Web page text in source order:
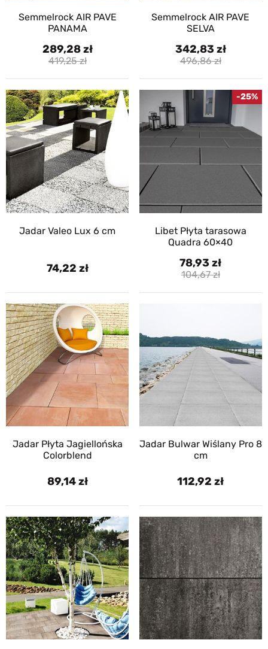
Semmelrock AIR PAVE
PANAMA
289,28
419,25
Semmelrock AIR PAVE
SELVA
342,83
496,86
Jadar Valeo Lux 6 cm
74,22
Libet Płyta tarasowa
Quadra 60×40
78,93
104,67
-25%
Jadar Płyta Jagiellońska
Colorblend
89,14
Jadar Bulwar Wiślany Pro 8
cm
112,92